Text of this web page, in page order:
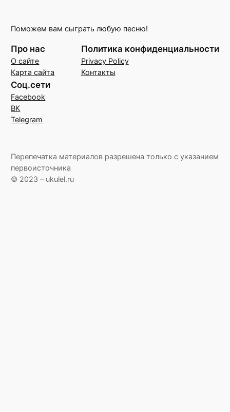
Поможем вам сыграть любую песню!
Про нас
О сайте
Карта сайта
Политика конфиденциальности
Privacy Policy
Контакты
Соц.сети
Facebook
ВК
Telegram
Перепечатка материалов разрешена только с указанием
первоисточника
© 2023 – ukulel.ru